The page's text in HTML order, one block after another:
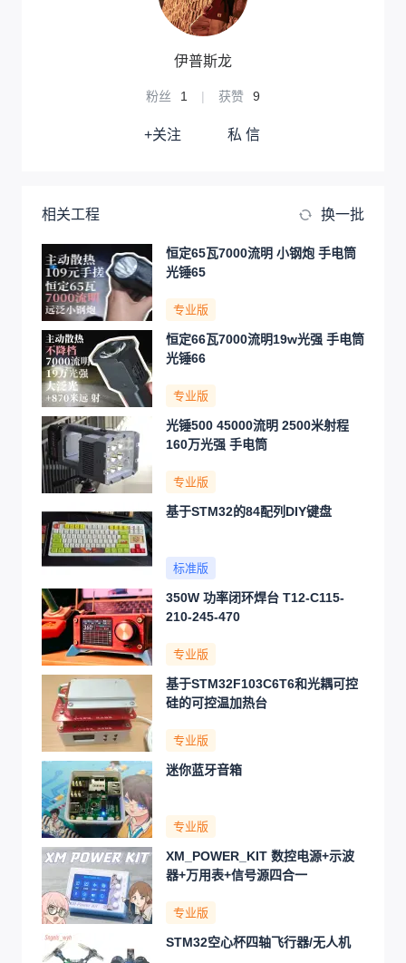
伊普斯龙
粉丝 1 | 获赞 9
+关注 私 信
相关工程 换一批
恒定65瓦7000流明 小钢炮 手电筒
光锤65
专业版
恒定66瓦7000流明19w光强 手电筒
光锤66
专业版
光锤500 45000流明 2500米射程
160万光强 手电筒
专业版
基于STM32的84配列DIY键盘
标准版
350W 功率闭环焊台 T12-C115-
210-245-470
专业版
基于STM32F103C6T6和光耦可控
硅的可控温加热台
专业版
迷你蓝牙音箱
专业版
XM_POWER_KIT 数控电源+示波
器+万用表+信号源四合一
专业版
STM32空心杯四轴飞行器/无人机